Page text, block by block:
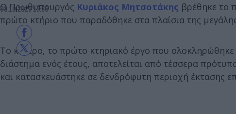
03.10.2023 13:36
Ο Πρωθυπουργός Κυριάκος Μητσοτάκης βρέθηκε το
πρώτο κτήριο που παραδόθηκε στα πλαίσια της
Το κέντρο, το πρώτο κτηριακό έργο που
διάστημα ενός έτους, αποτελείται από τέσσερα
και κατασκευάστηκε σε δενδρόφυτη περιοχή έκτασης